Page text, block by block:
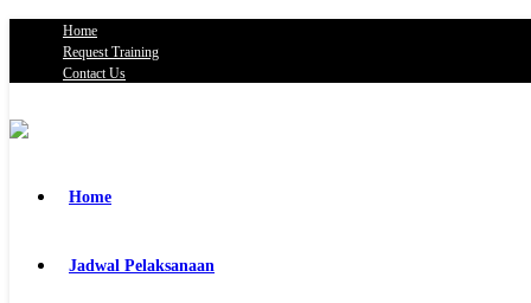
Home
Request Training
Contact Us
Home
Jadwal Pelaksanaan